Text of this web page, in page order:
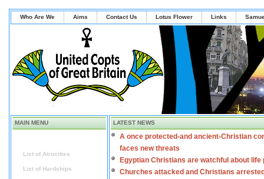
Who Are We Aims Contact Us Lotus Flower Links
MAIN MENU
List of Atrocities
List of Hardships
LATEST NEWS
A once protected-and ancient-Christian
faces new threats
Egyptian Christians are watchful about life
Churches attacked and Christians